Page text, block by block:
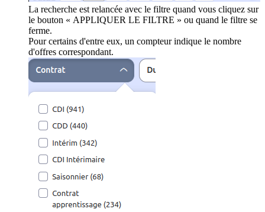
La recherche est relancée avec le filtre quand vous cliquez sur
le bouton « APPLIQUER LE FILTRE » ou quand le filtre se
ferme.
Pour certains d'entre eux, un compteur indique le nombre
d'offres correspondant.